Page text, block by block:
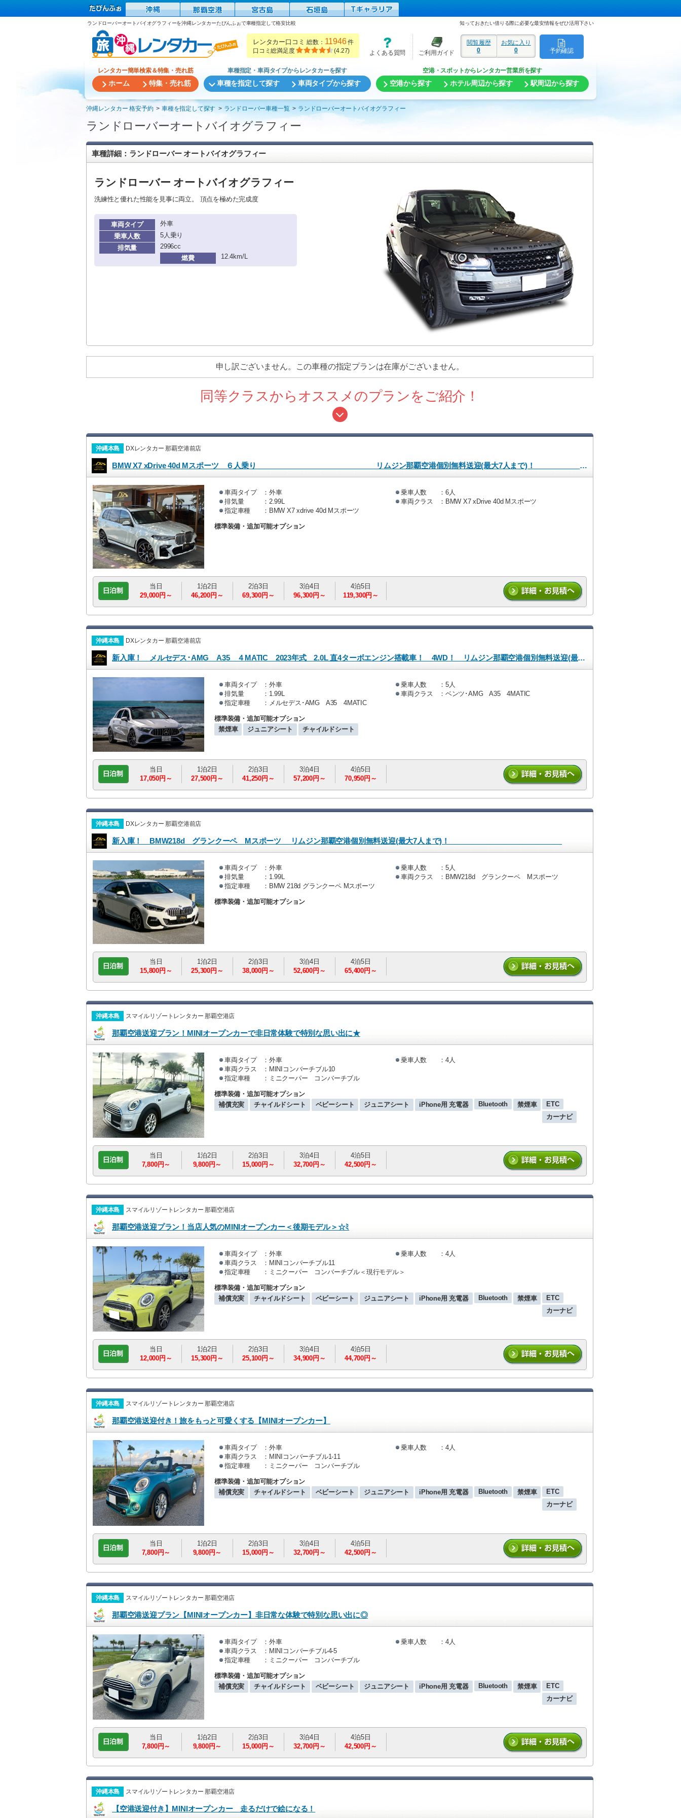
ランドローバーオートバイオグラフィーを沖縄レンタカーたびんふぉで車種指定して格安比較 知っておきたい借りる際に必要な最安情報をぜひ活用下さい
レンタカー口コミ 総数： 11946件
口コミ総満足度
(4.27) 予約確認
閲覧履歴
0
お気に入り
0
よくある質問 ご利用ガイド
レンタカー簡単検索＆特集・売れ筋
ホーム 特集・売れ筋
車種指定・車両タイプからレンタカーを探す
車種を指定して探す 車両タイプから探す
空港・スポットからレンタカー営業所を探す
空港から探す ホテル周辺から探す 駅周辺から探す
沖縄レンタカー 格安予約 車種を指定して探す ランドローバー車種一覧 ランドローバーオートバイオグラフィー
ランドローバーオートバイオグラフィー
車種詳細：ランドローバー オートバイオグラフィー
ランドローバー オートバイオグラフィー
洗練性と優れた性能を見事に両立。 頂点を極めた完成度
車両タイプ
外車
乗車人数
5人乗り
排気量
2996cc
燃費
12.4km/L
申し訳ございません。この車種の指定プランは在庫がございません。
同等クラスからオススメのプランをご紹介！
沖縄本島 DXレンタカー 那覇空港前店
BMW X7 xDrive 40d Mスポーツ ６人乗り リムジン那覇空港個別無料送迎(最大7人まで)！ ※諸事情等により、リムジン以外での送迎になる場合もあり
車両タイプ ：外車 乗車人数
：6人
排気量
：2.99L 車両クラス
：BMW X7 xDrive 40d Mスポーツ
指定車種
：BMW X7 xdrive 40d Mスポーツ
標準装備・追加可能オプション
当日
29,000円～
1泊2日
46,200円～
2泊3日
69,300円～
3泊4日
96,300円～
4泊5日
119,300円～
沖縄本島 DXレンタカー 那覇空港前店
新入庫！ メルセデス･AMG A35 ４MATIC 2023年式 2.0L 直4ターボエンジン搭載車！ 4WD！ リムジン那覇空港個別無料送迎(最大7人まで)！※諸事情等により、リムジン以外での送迎になる場合もあり
車両タイプ ：外車 乗車人数
：5人
排気量
：1.99L 車両クラス
：ベンツ･AMG A35 4MATIC
指定車種
：メルセデス･AMG A35 4MATIC
標準装備・追加可能オプション
禁煙車
ジュニアシート チャイルドシート
当日
17,050円～
1泊2日
27,500円～
2泊3日
41,250円～
3泊4日
57,200円～
4泊5日
70,950円～
沖縄本島 DXレンタカー 那覇空港前店
新入庫！ BMW218d グランクーペ Mスポーツ リムジン那覇空港個別無料送迎(最大7人まで)！
車両タイプ ：外車 乗車人数
：5人
排気量
：1.99L 車両クラス
：BMW218d グランクーペ Mスポーツ
指定車種
：BMW 218d グランクーペ Mスポーツ
標準装備・追加可能オプション
当日
15,800円～
1泊2日
25,300円～
2泊3日
38,000円～
3泊4日
52,600円～
4泊5日
65,400円～
沖縄本島 スマイルリゾートレンタカー 那覇空港店
那覇空港送迎プラン！MINIオープンカーで非日常体験で特別な思い出に★
車両タイプ ：外車 乗車人数
：4人
車両クラス
：MINIコンバーチブル10
指定車種
：ミニクーパー コンバーチブル
標準装備・追加可能オプション
補償充実
チャイルドシート ベビーシート ジュニアシート iPhone用 充電器 Bluetooth 禁煙車
ETC
カーナビ
当日
7,800円～
1泊2日
9,800円～
2泊3日
15,000円～
3泊4日
32,700円～
4泊5日
42,500円～
沖縄本島 スマイルリゾートレンタカー 那覇空港店
那覇空港送迎プラン！当店人気のMINIオープンカー＜後期モデル＞☆ﾐ
車両タイプ ：外車 乗車人数
：4人
車両クラス
：MINIコンバーチブル11
指定車種
：ミニクーパー コンバーチブル＜現行モデル＞
標準装備・追加可能オプション
補償充実
チャイルドシート ベビーシート ジュニアシート iPhone用 充電器 Bluetooth 禁煙車
ETC
カーナビ
当日
12,000円～
1泊2日
15,300円～
2泊3日
25,100円～
3泊4日
34,900円～
4泊5日
44,700円～
沖縄本島 スマイルリゾートレンタカー 那覇空港店
那覇空港送迎付き！旅をもっと可愛くする【MINIオープンカー】
車両タイプ ：外車 乗車人数
：4人
車両クラス
：MINIコンバーチブル1-11
指定車種
：ミニクーパー コンバーチブル
標準装備・追加可能オプション
補償充実
チャイルドシート ベビーシート ジュニアシート iPhone用 充電器 Bluetooth 禁煙車
ETC
カーナビ
当日
7,800円～
1泊2日
9,800円～
2泊3日
15,000円～
3泊4日
32,700円～
4泊5日
42,500円～
沖縄本島 スマイルリゾートレンタカー 那覇空港店
那覇空港送迎プラン【MINIオープンカー】非日常な体験で特別な思い出に◎
車両タイプ ：外車 乗車人数
：4人
車両クラス
：MINIコンバーチブル4-5
指定車種
：ミニクーパー コンバーチブル
標準装備・追加可能オプション
補償充実
チャイルドシート ベビーシート ジュニアシート iPhone用 充電器 Bluetooth 禁煙車
ETC
カーナビ
当日
7,800円～
1泊2日
9,800円～
2泊3日
15,000円～
3泊4日
32,700円～
4泊5日
42,500円～
沖縄本島 スマイルリゾートレンタカー 那覇空港店
【空港送迎付き】MINIオープンカー 走るだけで絵になる！